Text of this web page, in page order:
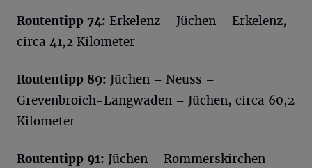
Routentipp 74: Erkelenz – Jüchen – Erkelenz,
circa 41,2 Kilometer
Routentipp 89: Jüchen – Neuss –
Grevenbroich-Langwaden – Jüchen, circa 60,2
Kilometer
Routentipp 91: Jüchen – Rommerskirchen –